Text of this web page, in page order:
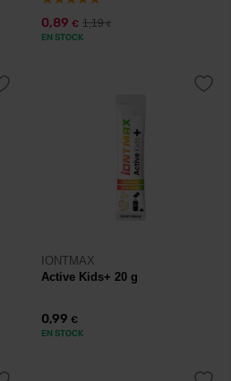
0,89 € 1,19€
EN STOCK
IONTMAX
Active Kids+ 20 g
0,99 €
EN STOCK